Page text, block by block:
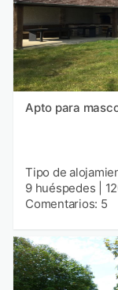
Apto para
Tipo de
9 huéspedes
Comentarios: 5